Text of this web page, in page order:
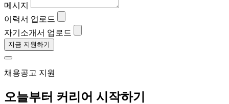
메시지
이력서 업로드
자기소개서 업로드
지금 지원하기
채용공고 지원
오늘부터 커리어 시작하기